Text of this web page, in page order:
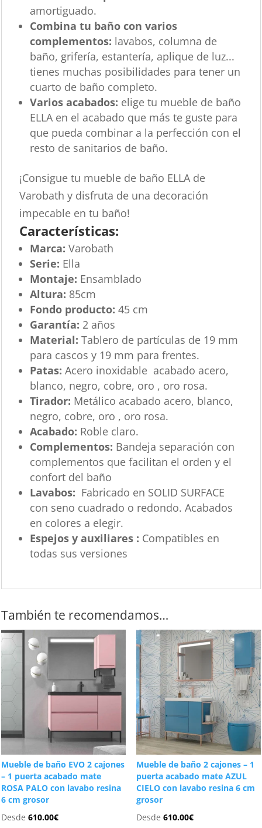
amortiguado.
Combina tu baño con varios
complementos: lavabos, columna de
baño, grifería, estantería, aplique de luz...
tienes muchas posibilidades para tener un
cuarto de baño completo.
Varios acabados: elige tu mueble de baño
ELLA en el acabado que más te guste para
que pueda combinar a la perfección con el
resto de sanitarios de baño.
¡Consigue tu mueble de baño ELLA de
Varobath y disfruta de una decoración
impecable en tu baño!
Características:
Marca: Varobath
Serie: Ella
Montaje: Ensamblado
Altura: 85cm
Fondo producto: 45 cm
Garantía: 2 años
Material:Tablero de partículas de 19 mm
para cascos y 19 mm para frentes.
Patas:Acero inoxidable acabado acero,
blanco, negro, cobre, oro , oro rosa.
Tirador: Metálico acabado acero, blanco,
negro, cobre, oro , oro rosa.
Acabado: Roble claro.
Complementos: Bandeja separación con
complementos que facilitan el orden y el
confort del baño
Lavabos: Fabricado en SOLID SURFACE
con seno cuadrado o redondo. Acabados
en colores a elegir.
Espejos y auxiliares : Compatibles en
todas sus versiones
También te recomendamos…
Mueble de baño EVO 2 cajones
– 1 puerta acabado mate
ROSA PALO con lavabo resina
6 cm grosor
Desde610.00€
Mueble de baño 2 cajones – 1
puerta acabado mate AZUL
CIELO con lavabo resina 6 cm
grosor
Desde 610.00€